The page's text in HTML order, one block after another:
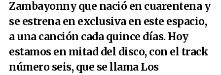
Zambayonny que nació en cuarentena y
se estrena en exclusiva en este espacio,
a una canción cada quince días. Hoy
estamos en mitad del disco, con el track
número seis, que se llama Los